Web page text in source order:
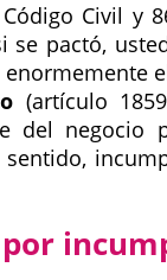
Civil y
pactó,
(artículo
del negocio
por